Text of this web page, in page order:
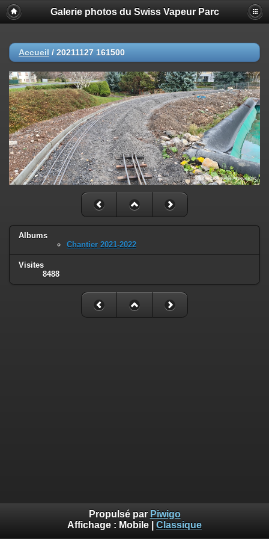
Galerie photos du Swiss Vapeur Parc
Accueil / 20211127 161500
Albums
Chantier 2021-2022
Visites
8488
Propulsé par Piwigo
Affichage : Mobile Classique